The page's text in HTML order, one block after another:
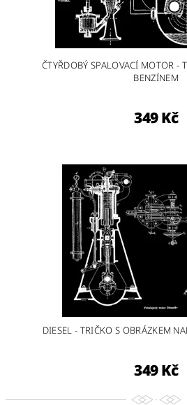
ČTYŘDOBÝ SPALOVACÍ MOTOR -
BENZÍNEM
349 Kč
DIESEL - TRIČKO S OBRÁZKEM
349 Kč